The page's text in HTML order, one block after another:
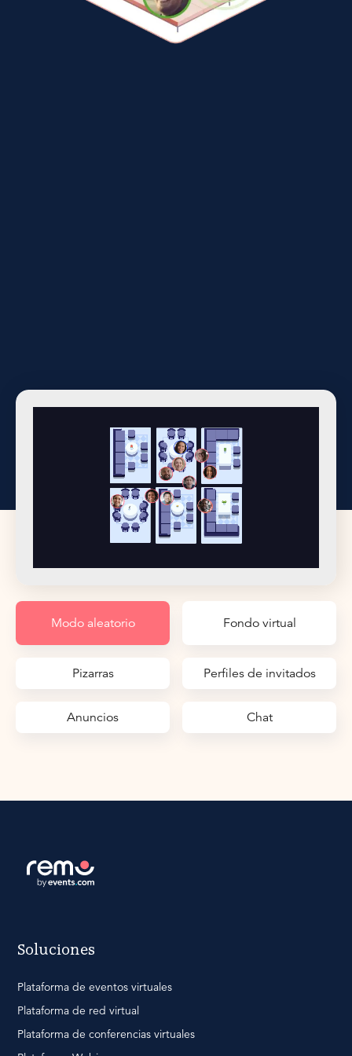
¿Listo para una demostración
Modo aleatorio Fondo virtual
Pizarras Perfiles de invitados
Anuncios Chat
Soluciones
Plataforma de eventos virtuales
Plataforma de red virtual
Plataforma de conferencias virtuales